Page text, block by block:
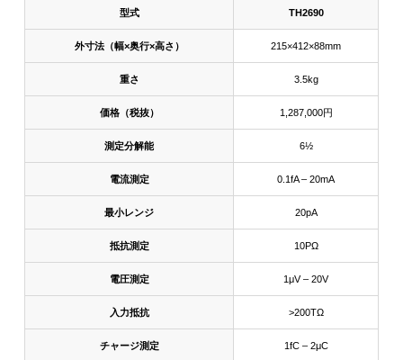
型式 TH2690
外寸法（幅×奥行×高さ） 215×412×88mm
重さ 3.5kg
価格（税抜） 1,287,000円
測定分解能 6½
電流測定 0.1fA – 20mA
最小レンジ 20pA
抵抗測定 10PΩ
電圧測定 1μV – 20V
入力抵抗 >200TΩ
チャージ測定 1fC – 2μC